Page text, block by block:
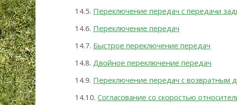
Переключение передач с передачи
Переключение передач
Быстрое переключение передач
Двойное переключение передач
Переключение передач с возвратным
Согласование со скоростью